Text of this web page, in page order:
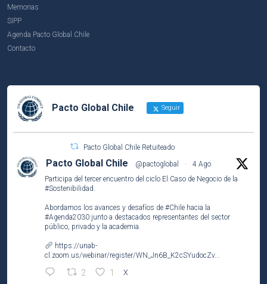
Memorias
SIPP
Agenda Pacto Global Chile
Contacto
Pacto Global Chile Seguir
Pacto Global Chile Retuiteado
Pacto Global Chile @pactoglobal ·
4 Ago
Participa del tercer encuentro del ciclo El Caso de Negocio de la
#Sostenibilidad
Abordamos los avances y desafíos de #Chile hacia la
#Agenda2030 junto a destacados representantes del sector
público, privado y la academia.
https://unab-
cl.zoom.us/webinar/register/WN_Jn6B_K2cSYudocZv...
2 1 X